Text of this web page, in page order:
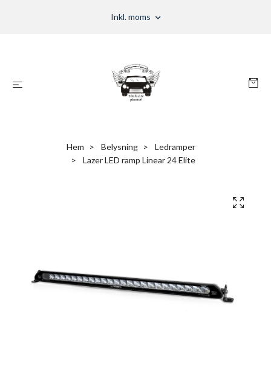
Inkl. moms
Hem Belysning
Ledramper
Lazer LED ramp Linear 24 Elite